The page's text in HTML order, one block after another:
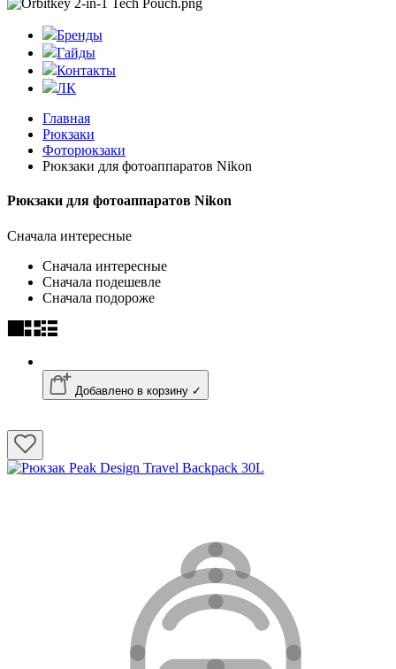
Бренды
Гайды
Контакты
ЛК
Главная
Рюкзаки
Фоторюкзаки
Рюкзаки для фотоаппаратов Nikon
Рюкзаки для фотоаппаратов Nikon
Сначала интересные
Сначала интересные
Сначала подешевле
Сначала подороже
Добавлено в корзину ✓